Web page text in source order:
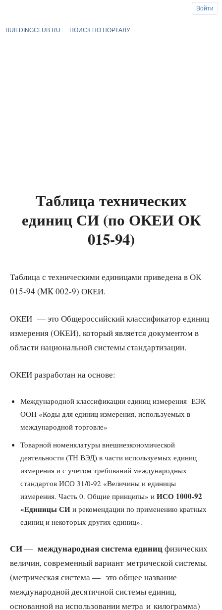
BUILDINGCLUB.RU ПОИСК ПО ПОРТАЛУ
Таблица технических
единиц СИ (по ОКЕИ ОК
015-94)
Таблица с техническими единицами приведена в ОК
015-94 (MK 002-9) ОКЕИ.
ОКЕИ — это Общероссийский классификатор единиц
измерения (ОКЕИ), который является документом в
области национальной системы стандартизации.
ОКЕИ разработан на основе:
Международной классификации единиц измерения ЕЭК
ООН «Коды для единиц измерения, используемых в
международной торговле»
Товарной номенклатуры внешнеэкономической
деятельности (ТН ВЭД) в части используемых единиц
измерения и с учетом требований международных
стандартов ИСО 31/0-92 «Величины и единицы
измерения. Часть 0. Общие принципы» и ИСО 1000-92
«Единицы СИ и рекомендации по применению кратных
единиц и некоторых других единиц».
СИ— международная система единицфизических
величин, современный вариант метрической системы.
(метрическая система — это общее название
международной десятичной системы единиц,
основанной на использовании метра и килограмма)
Войти